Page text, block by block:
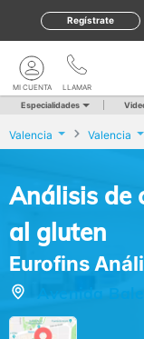
Regístrate
LLAMAR
MI CUENTA
Especialidades
Valencia Valencia
Análisis de
al gluten
Eurofins